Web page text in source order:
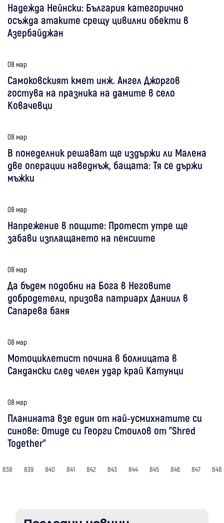
Надежда Нейнски: България категорично
осъжда атаките срещу цивилни обекти в
Азербайджан
08 мар
Самоковският кмет инж. Ангел Джоргов
гостува на празника на дамите в село
Ковачевци
08 мар
В понеделник решават ще издържи ли Малена
две операции наведнъж, бащата: Тя се държи
мъжки
08 мар
Напрежение в пощите: Протест утре ще
забави изплащането на пенсиите
08 мар
Да бъдем подобни на Бога в Неговите
добродетели, призова патриарх Даниил в
Сапарева баня
08 мар
Мотоциклетист почина в болницата в
Сандански след челен удар край Катунци
08 мар
Планината взе един от най-усмихнатите си
синове: Отиде си Георги Стоилов от "Shred
Together"
838 839 840 841 842 843 844 845 846 847 848